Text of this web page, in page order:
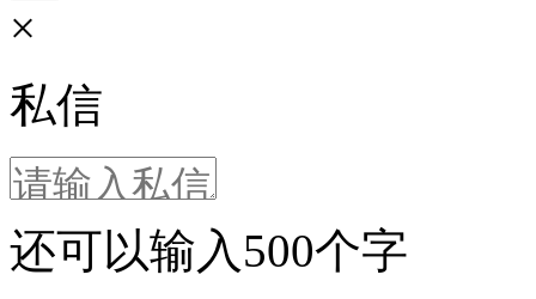
×
私信
还可以输入 500个字